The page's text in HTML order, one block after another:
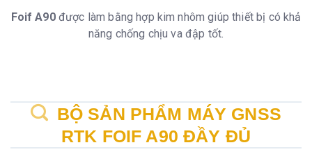
Foif A90được làm bằng hợp kim nhôm giúp thiết bị có khả
năng chống chịu va đập tốt.
BỘ SẢN PHẨM MÁY GNSS
RTK FOIF A90 ĐẦY ĐỦ